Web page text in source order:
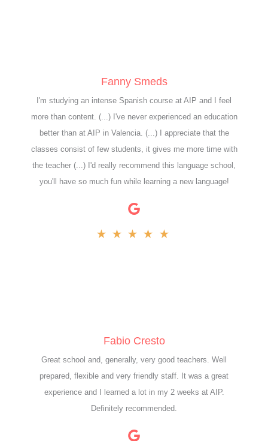
Fanny Smeds
I'm studying an intense Spanish course at AIP and I feel
more than content. (...) I've never experienced an education
better than at AIP in Valencia. (...) I appreciate that the
classes consist of few students, it gives me more time with
the teacher (...) I'd really recommend this language school,
you'll have so much fun while learning a new language!
Fabio Cresto
Great school and, generally, very good teachers. Well
prepared, flexible and very friendly staff. It was a great
experience and I learned a lot in my 2 weeks at AIP.
Definitely recommended.